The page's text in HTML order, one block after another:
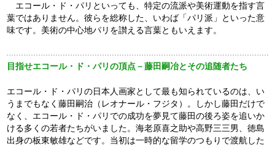
エコール・ド・パリといっても、特定の流派や美術運動を指す言
葉ではありません。彼らを総称した、いわば「パリ派」といった意
味です。美術の中心地パリを讃える言葉ともいえます。
目指せエコール・ド・パリの頂点－藤田嗣冶とその追随者たち
エコール・ド・パリの日本人画家として最も知られているのは、い
うまでもなく藤田嗣治（レオナール・フジタ）。しかし藤田だけで
なく、エコール・ド・パリでの成功を夢見て藤田の後ろ姿を追いか
ける多くの若者たちがいました。海老原喜之助や高野三三男、徳島
出身の板東敏雄などです。当初は一時的な留学のつもりで渡航した